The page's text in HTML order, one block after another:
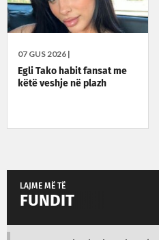
07 GUS 2026 |
Egli Tako habit fansat me
këtë veshje në plazh
LAJME MË TË
FUNDIT